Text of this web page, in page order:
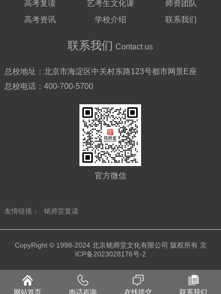
高考复读 艺考生文化课
师资团队
高考资讯
学校介绍 联系我们
联系我们 Contact us
总校地址： 北京市海淀区中关村东路123号都市网景E座
总校电话： 400-700-5700
官方微信
友情链接： 铭师堂复读
CopyRight © 1998-2024 北京铭师堂文化有限公司 版权所有 京
ICP备2023028176号-2
网站首页 电话咨询 在线提交 联系我们